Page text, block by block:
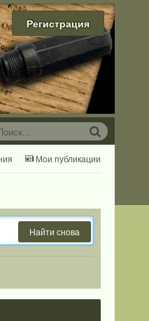
Регистрация
Мои публикации
Найти снова